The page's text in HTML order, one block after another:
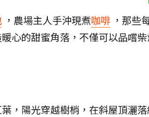
，農場主人手沖現煮咖啡 ，那些
心的甜蜜角落，不僅可以品嚐
，陽光穿越樹梢，在斜屋頂灑